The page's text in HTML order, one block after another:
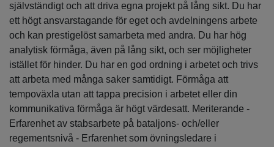
självständigt och att driva egna projekt på lång sikt. Du har
ett högt ansvarstagande för eget och avdelningens arbete
och kan prestigelöst samarbeta med andra. Du har hög
analytisk förmåga, även på lång sikt, och ser möjligheter
istället för hinder. Du har en god ordning i arbetet och trivs
att arbeta med många saker samtidigt. Förmåga att
tempoväxla utan att tappa precision i arbetet eller din
kommunikativa förmåga är högt värdesatt. Meriterande -
Erfarenhet av stabsarbete på bataljons- och/eller
regementsnivå - Erfarenhet som övningsledare i